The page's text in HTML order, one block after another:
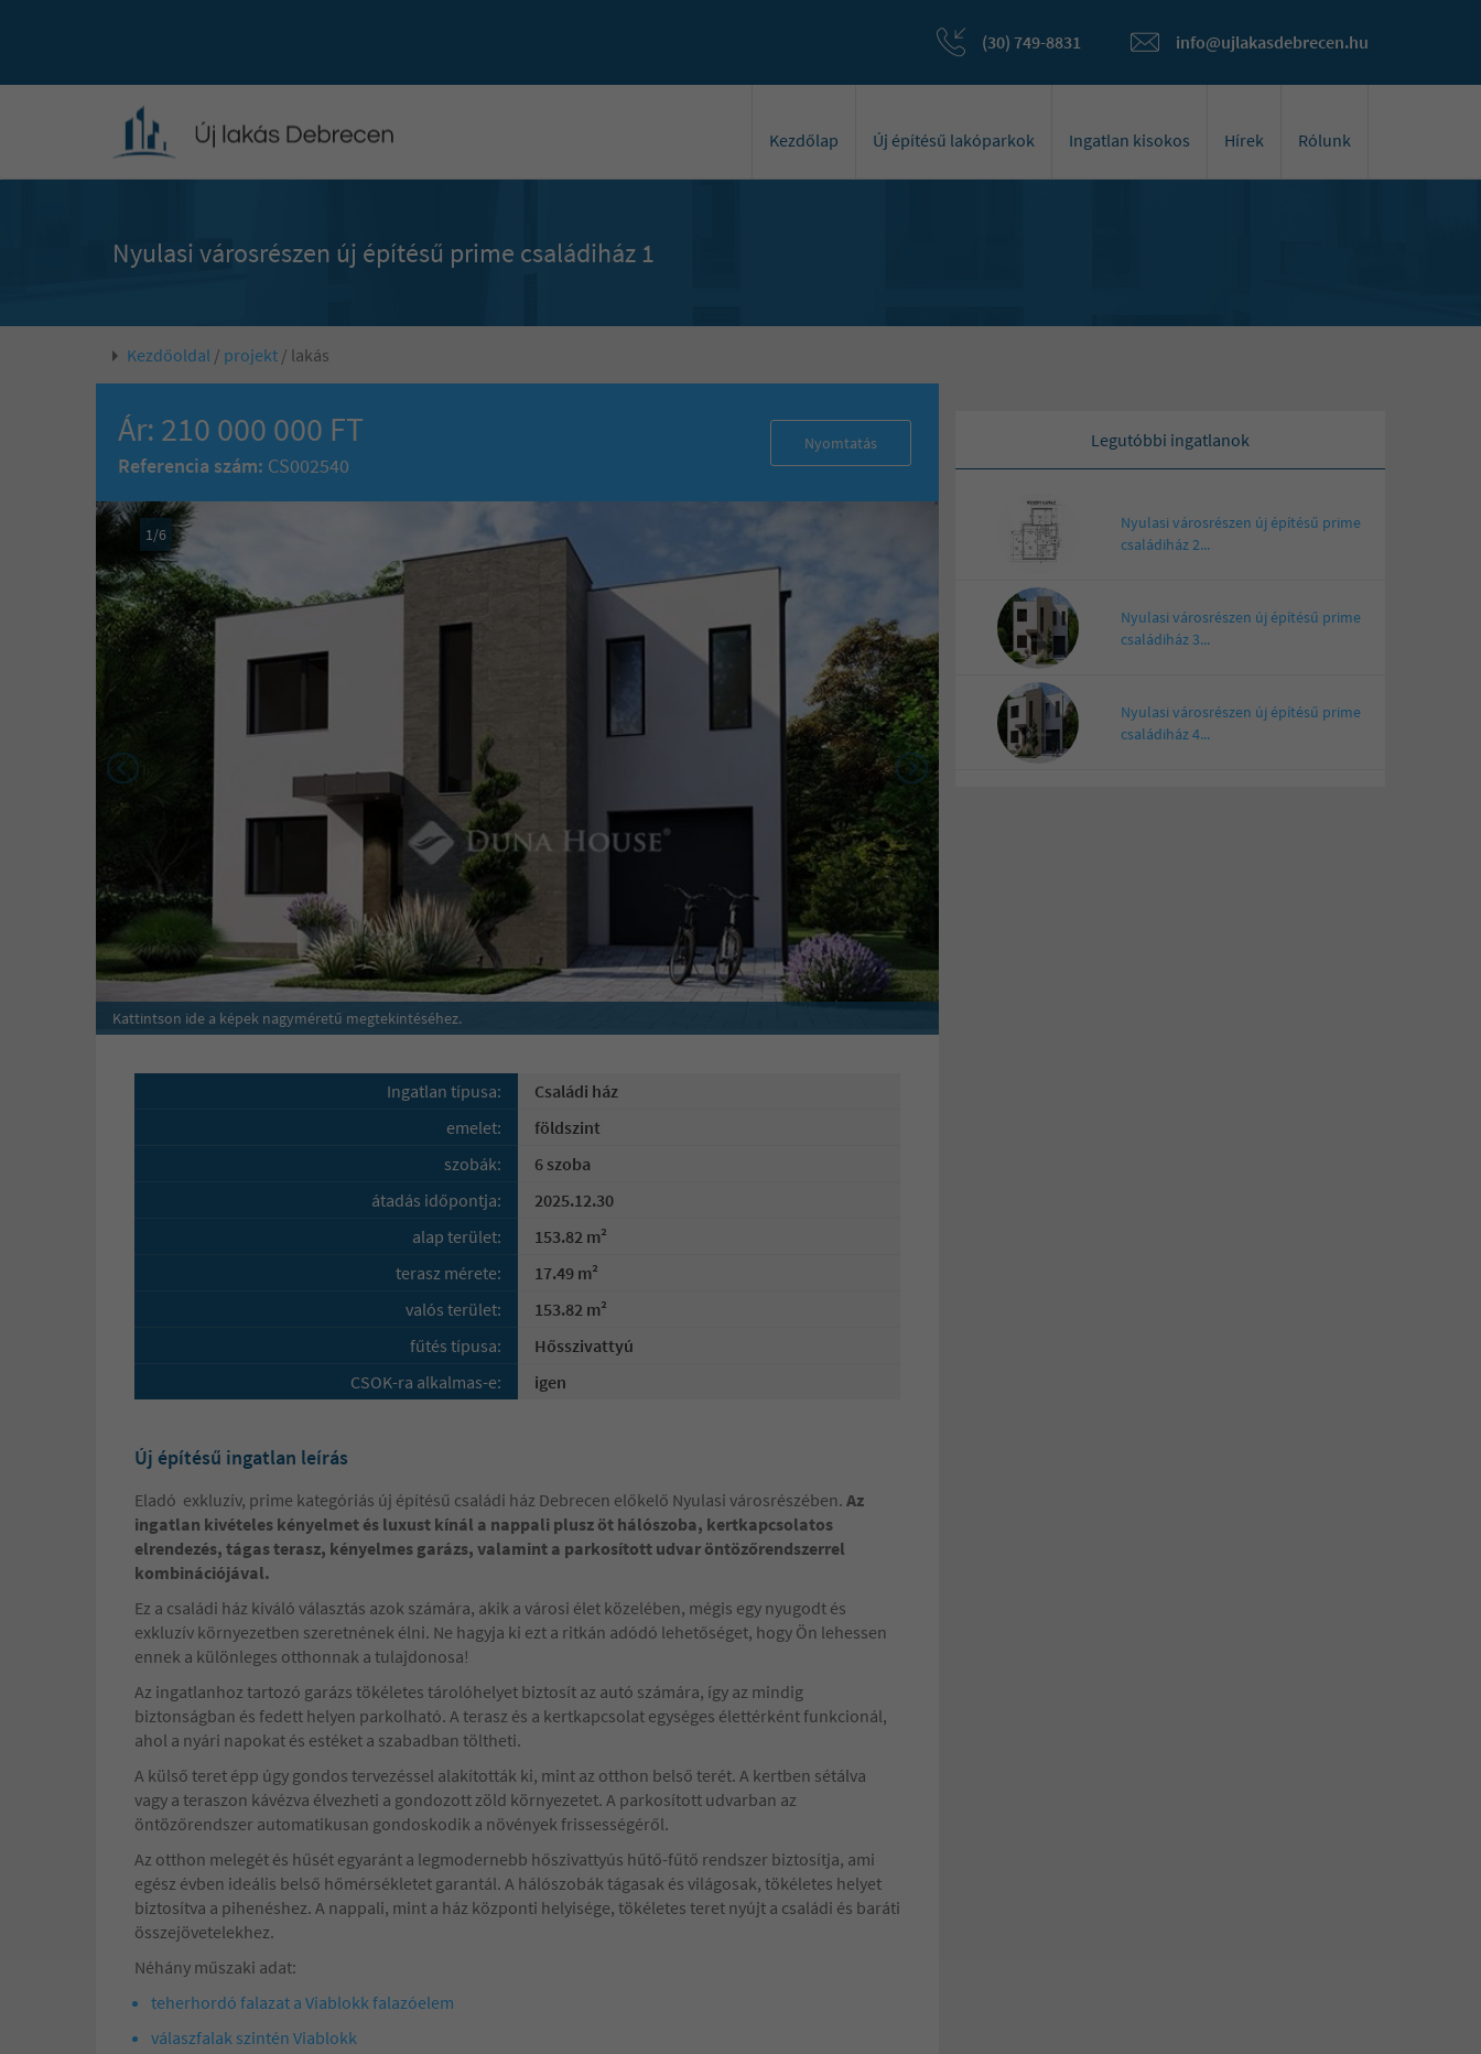
info@ujlakasdebrecen.hu
(30) 749-8831
Kezdőlap Új építésű lakóparkok Ingatlan kisokos Hírek Rólunk
Nyulasi városrészen új építésű prime családiház 1
Kezdőoldal / projekt / lakás
Ár: 210 000 000 FT
Referencia szám: CS002540
Nyomtatás
1/6
Kattintson ide a képek nagyméretű megtekintéséhez.
Ingatlan típusa:
Családi ház
emelet:
földszint
szobák:
6 szoba
átadás időpontja:
2025.12.30
alap terület:
153.82 m²
terasz mérete:
17.49 m²
valós terület:
153.82 m²
fűtés típusa:
Hősszivattyú
CSOK-ra alkalmas-e:
igen
Új építésű ingatlan leírás
Eladó exkluzív, prime kategóriás új építésű családi ház Debrecen előkelő Nyulasi városrészében. Az
ingatlan kivételes kényelmet és luxust kínál a nappali plusz öt hálószoba, kertkapcsolatos
elrendezés, tágas terasz, kényelmes garázs, valamint a parkosított udvar öntözőrendszerrel
kombinációjával.
Ez a családi ház kiváló választás azok számára, akik a városi élet közelében, mégis egy nyugodt és
exkluzív környezetben szeretnének élni. Ne hagyja ki ezt a ritkán adódó lehetőséget, hogy Ön lehessen
ennek a különleges otthonnak a tulajdonosa!
Az ingatlanhoz tartozó garázs tökéletes tárolóhelyet biztosít az autó számára, így az mindig
biztonságban és fedett helyen parkolható. A terasz és a kertkapcsolat egységes élettérként funkcionál,
ahol a nyári napokat és estéket a szabadban töltheti.
A külső teret épp úgy gondos tervezéssel alakították ki, mint az otthon belső terét. A kertben sétálva
vagy a teraszon kávézva élvezheti a gondozott zöld környezetet. A parkosított udvarban az
öntözőrendszer automatikusan gondoskodik a növények frissességéről.
Az otthon melegét és hűsét egyaránt a legmodernebb hőszivattyús hűtő-fűtő rendszer biztosítja, ami
egész évben ideális belső hőmérsékletet garantál. A hálószobák tágasak és világosak, tökéletes helyet
biztosítva a pihenéshez. A nappali, mint a ház központi helyisége, tökéletes teret nyújt a családi és baráti
összejövetelekhez.
Néhány műszaki adat:
teherhordó falazat a Viablokk falazóelem
válaszfalak szintén Viablokk
Legutóbbi ingatlanok
Nyulasi városrészen új építésű prime
családiház 2...
Nyulasi városrészen új építésű prime
családiház 3...
Nyulasi városrészen új építésű prime
családiház 4...